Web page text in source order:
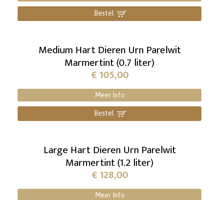
Bestel ]
Medium Hart Dieren Urn Parelwit
Marmertint (0.7 liter)
€105,00
Meer Info
Bestel ]
Large Hart Dieren Urn Parelwit
Marmertint (1.2 liter)
€128,00
Meer Info